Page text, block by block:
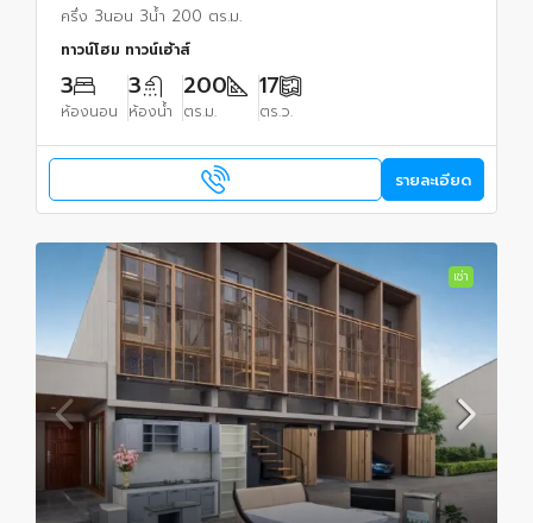
ครึ่ง 3นอน 3น้ำ 200 ตร.ม.
ทาวน์โฮม ทาวน์เฮ้าส์
3
ห้องนอน
3
ห้องน้ำ
200
ตร.ม.
17
ตร.ว.
รายละเอียด
เช่า